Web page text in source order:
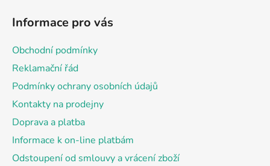
Informace pro vás
Obchodní podmínky
Reklamační řád
Podmínky ochrany osobních údajů
Kontakty na prodejny
Doprava a platba
Informace k on-line platbám
Odstoupení od smlouvy a vrácení zboží